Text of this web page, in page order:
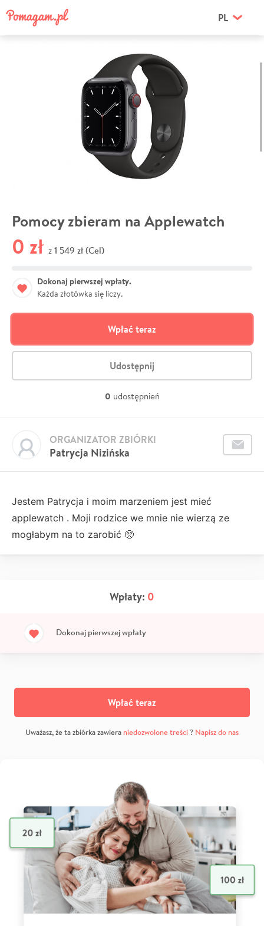
PL
Pomocy zbieram na Applewatch
0 zł z 1 549 zł (Cel)
Dokonaj pierwszej wpłaty.
Każda złotówka się liczy.
Wpłać teraz
Udostępnij
0 udostępnień
Patrycja Nizińska
ORGANIZATOR ZBIÓRKI
Jestem Patrycja i moim marzeniem jest mieć
applewatch . Moji rodzice we mnie nie wierzą ze
mogłabym na to zarobić 🥺
Wpłaty: 0
Dokonaj pierwszej wpłaty
Wpłać teraz
Uważasz, że ta zbiórka zawiera niedozwolone treści? Napisz do nas